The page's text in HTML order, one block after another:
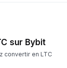
sur Bybit
convertir en LTC